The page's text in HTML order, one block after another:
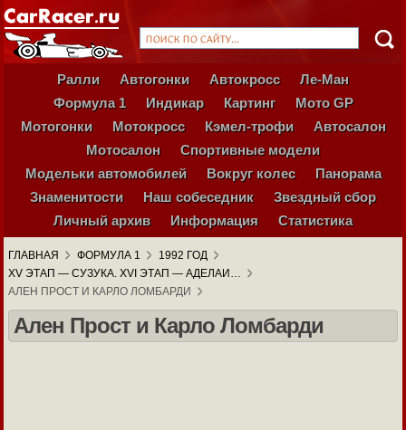
Ралли Автогонки Автокросс
Ле-Ман
Формула 1
Индикар Картинг
Мото GP
Мотогонки
Мотокросс Кэмел-трофи
Автосалон
Мотосалон
Спортивные модели
Модельки автомобилей
Вокруг колес
Панорама
Знаменитости
Наш собеседник
Звездный сбор
Личный архив
Информация Статистика
ГЛАВНАЯ ФОРМУЛА 1
1992 ГОД
XV ЭТАП — СУЗУКА. XVI ЭТАП — АДЕЛАИ…
АЛЕН ПРОСТ И КАРЛО ЛОМБАРДИ
Ален Прост и Карло Ломбарди